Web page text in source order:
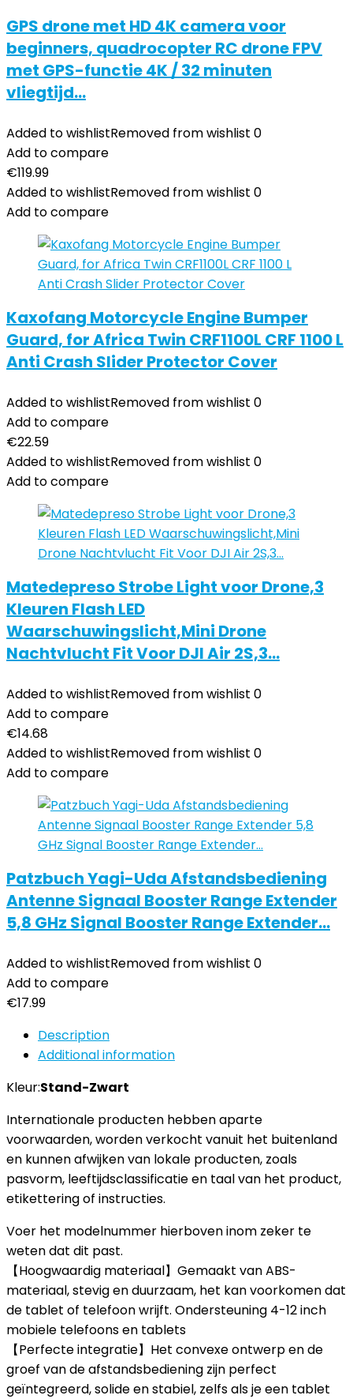
GPS drone met HD 4K camera voor
beginners, quadrocopter RC drone FPV
met GPS-functie 4K / 32 minuten
vliegtijd…
Added to wishlistRemoved from wishlist 0
Add to compare
€119.99
Added to wishlistRemoved from wishlist 0
Add to compare
Kaxofang Motorcycle Engine Bumper
Guard, for Africa Twin CRF1100L CRF 1100 L
Anti Crash Slider Protector Cover
Added to wishlistRemoved from wishlist 0
Add to compare
€22.59
Added to wishlistRemoved from wishlist 0
Add to compare
Matedepreso Strobe Light voor Drone,3
Kleuren Flash LED
Waarschuwingslicht,Mini Drone
Nachtvlucht Fit Voor DJI Air 2S,3…
Added to wishlistRemoved from wishlist 0
Add to compare
€14.68
Added to wishlistRemoved from wishlist 0
Add to compare
Patzbuch Yagi-Uda Afstandsbediening
Antenne Signaal Booster Range Extender
5,8 GHz Signal Booster Range Extender…
Added to wishlistRemoved from wishlist 0
Add to compare
€17.99
Description
Additional information
Kleur:Stand-Zwart
Internationale producten hebben aparte
voorwaarden, worden verkocht vanuit het buitenland
en kunnen afwijken van lokale producten, zoals
pasvorm, leeftijdsclassificatie en taal van het product,
etikettering of instructies.
Voer het modelnummer hierboven inom zeker te
weten dat dit past.
【Hoogwaardig materiaal】Gemaakt van ABS-
materiaal, stevig en duurzaam, het kan voorkomen dat
de tablet of telefoon wrijft. Ondersteuning 4-12 inch
mobiele telefoons en tablets
【Perfecte integratie】Het convexe ontwerp en de
groef van de afstandsbediening zijn perfect
geïntegreerd, solide en stabiel, zelfs als je een tablet